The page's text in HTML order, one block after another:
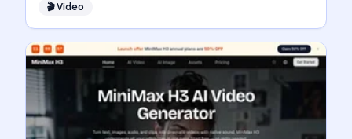
🎬Video